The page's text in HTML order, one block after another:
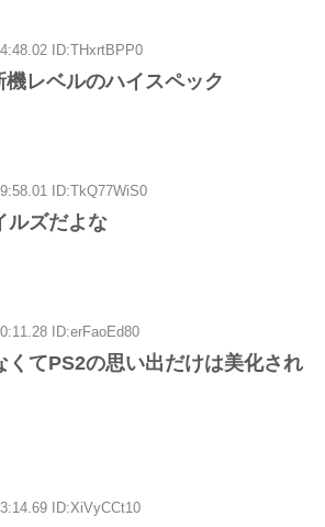
ID:THxrtBPP0
レベルのハイスペック
ID:TkQ77WiS0
ルズだよな
ID:erFaoEd80
くてPS2の思い出だけは美化され
ID:XiVyCCt10